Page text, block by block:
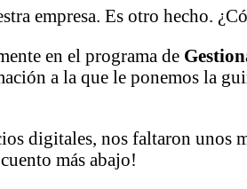
empresa. Es otro hecho.
en el programa de
a la que le ponemos la
digitales, nos faltaron unos
más abajo!